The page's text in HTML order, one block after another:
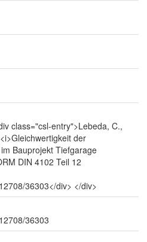
class="csl-entry">Lebeda, C.,
der
Bauprojekt Tiefgarage
DIN 4102 Teil 12
36303</div> </div>
36303